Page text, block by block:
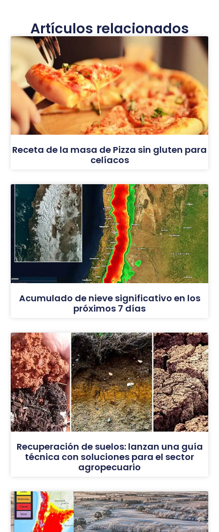
Artículos relacionados
Receta de la masa de Pizza sin gluten para
celíacos
Acumulado de nieve significativo en los
próximos 7 días
Recuperación de suelos: lanzan una guía
técnica con soluciones para el sector
agropecuario